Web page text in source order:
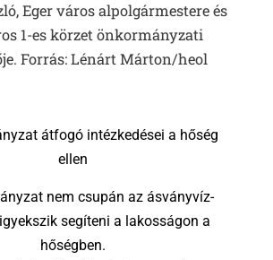
Eger város alpolgármestere és
1-es körzet önkormányzati
Forrás: Lénárt Márton/heol
átfogó intézkedései a hőség
ellen
nem csupán az ásványvíz-
segíteni a lakosságon a
hőségben.